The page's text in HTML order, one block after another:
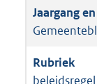
beleidsregel